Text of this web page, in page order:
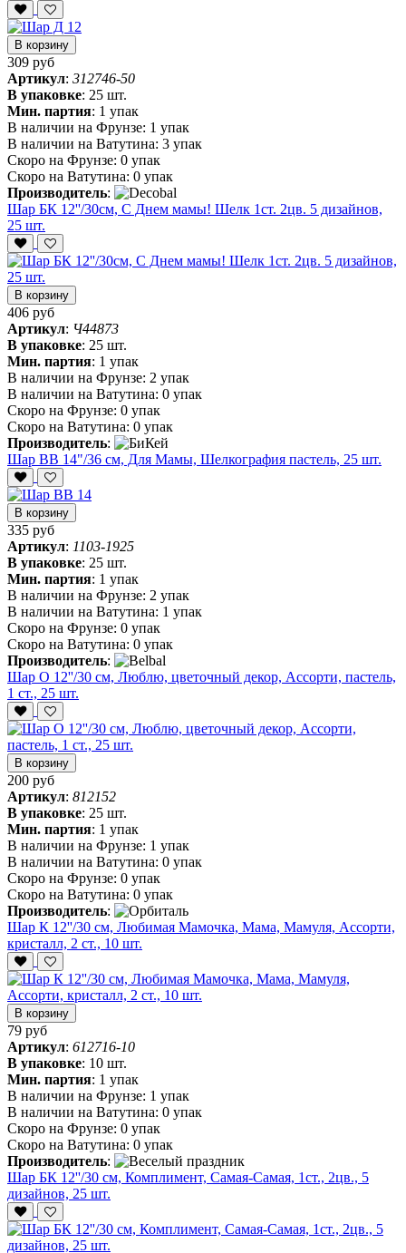
В корзину
309 руб
Артикул: 312746-50
В упаковке: 25 шт.
Мин. партия: 1 упак
В наличии на Фрунзе: 1 упак
В наличии на Ватутина: 3 упак
Скоро на Фрунзе: 0 упак
Скоро на Ватутина: 0 упак
Производитель:
Шар БК 12''/30см, С Днем мамы! Шелк 1ст. 2цв. 5 дизайнов,
25 шт.
В корзину
406 руб
Артикул: Ч44873
В упаковке: 25 шт.
Мин. партия: 1 упак
В наличии на Фрунзе: 2 упак
В наличии на Ватутина: 0 упак
Скоро на Фрунзе: 0 упак
Скоро на Ватутина: 0 упак
Производитель:
Шар ВВ 14"/36 см, Для Мамы, Шелкография пастель, 25 шт.
В корзину
335 руб
Артикул: 1103-1925
В упаковке: 25 шт.
Мин. партия: 1 упак
В наличии на Фрунзе: 2 упак
В наличии на Ватутина: 1 упак
Скоро на Фрунзе: 0 упак
Скоро на Ватутина: 0 упак
Производитель:
Шар О 12''/30 см, Люблю, цветочный декор, Ассорти, пастель,
1 ст., 25 шт.
В корзину
200 руб
Артикул: 812152
В упаковке: 25 шт.
Мин. партия: 1 упак
В наличии на Фрунзе: 1 упак
В наличии на Ватутина: 0 упак
Скоро на Фрунзе: 0 упак
Скоро на Ватутина: 0 упак
Производитель:
Шар К 12''/30 см, Любимая Мамочка, Мама, Мамуля, Ассорти,
кристалл, 2 ст., 10 шт.
В корзину
79 руб
Артикул: 612716-10
В упаковке: 10 шт.
Мин. партия: 1 упак
В наличии на Фрунзе: 1 упак
В наличии на Ватутина: 0 упак
Скоро на Фрунзе: 0 упак
Скоро на Ватутина: 0 упак
Производитель:
Шар БК 12''/30 см, Комплимент, Самая-Самая, 1ст., 2цв., 5
дизайнов, 25 шт.